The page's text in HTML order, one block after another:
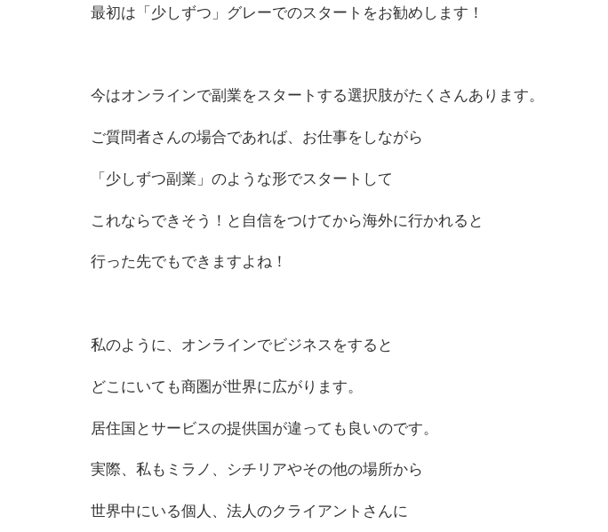
最初は「少しずつ」グレーでのスタートをお勧めします！
今はオンラインで副業をスタートする選択肢がたくさんあります。
ご質問者さんの場合であれば、お仕事をしながら
「少しずつ副業」 のような形でスタートして
これならできそう！と自信をつけてから海外に行かれると
行った先でもできますよね！
私のように、オンラインでビジネスをすると
どこにいても商圏が世界に広がります。
居住国とサービスの提供国が違っても良いのです。
実際、私もミラノ、シチリアやその他の場所から
世界中にいる個人、法人のクライアントさんに